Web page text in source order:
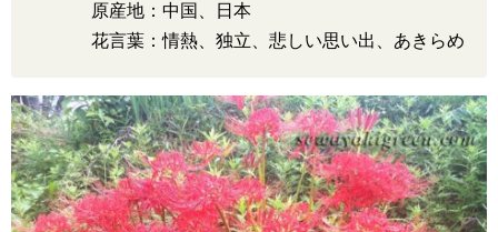
原産地：中国、日本
花言葉：情熱、独立、悲しい思い出、あきらめ